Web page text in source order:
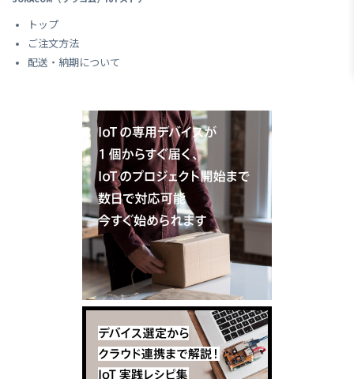
トップ
ご注文方法
配送・納期について